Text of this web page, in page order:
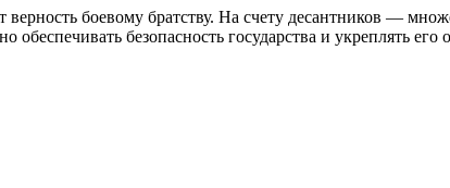
боевому братству. На счету десантников —
безопасность государства и укреплять его